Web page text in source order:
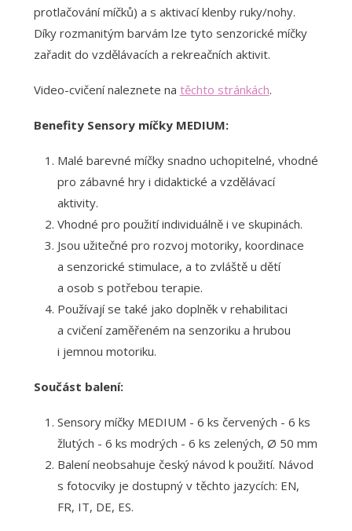
protlačování míčků) a s aktivací klenby ruky/nohy.
Díky rozmanitým barvám lze tyto senzorické míčky
zařadit do vzdělávacích a rekreačních aktivit.
Video-cvičení naleznete na těchto stránkách.
Benefity Sensory míčky MEDIUM:
Malé barevné míčky snadno uchopitelné, vhodné
pro zábavné hry i didaktické a vzdělávací
aktivity.
Vhodné pro použití individuálně i ve skupinách.
Jsou užitečné pro rozvoj motoriky, koordinace
a senzorické stimulace, a to zvláště u dětí
a osob s potřebou terapie.
Používají se také jako doplněk v rehabilitaci
a cvičení zaměřeném na senzoriku a hrubou
i jemnou motoriku.
Součást balení:
Sensory míčky MEDIUM - 6 ks červených - 6 ks
žlutých - 6 ks modrých - 6 ks zelených, Ø 50 mm
Balení neobsahuje český návod k použití. Návod
s fotocviky je dostupný v těchto jazycích: EN,
FR, IT, DE, ES.